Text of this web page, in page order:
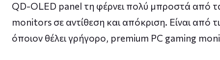
QD-OLED panel τη φέρνει πολύ μπροστά από
monitors σε αντίθεση και απόκριση. Είναι από
όποιον θέλει γρήγορο, premium PC gaming